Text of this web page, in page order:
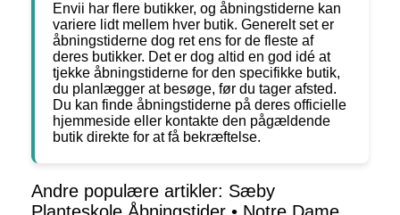
Envii har flere butikker, og åbningstiderne kan
variere lidt mellem hver butik. Generelt set er
åbningstiderne dog ret ens for de fleste af
deres butikker. Det er dog altid en god idé at
tjekke åbningstiderne for den specifikke butik,
du planlægger at besøge, før du tager afsted.
Du kan finde åbningstiderne på deres officielle
hjemmeside eller kontakte den pågældende
butik direkte for at få bekræftelse.
Andre populære artikler: Sæby